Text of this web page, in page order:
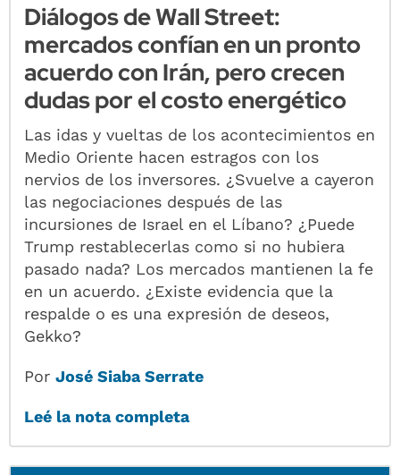
Diálogos de Wall Street:
mercados confían en un pronto
acuerdo con Irán, pero crecen
dudas por el costo energético
Las idas y vueltas de los acontecimientos en
Medio Oriente hacen estragos con los
nervios de los inversores. ¿Svuelve a cayeron
las negociaciones después de las
incursiones de Israel en el Líbano? ¿Puede
Trump restablecerlas como si no hubiera
pasado nada? Los mercados mantienen la fe
en un acuerdo. ¿Existe evidencia que la
respalde o es una expresión de deseos,
Gekko?
PorJosé Siaba Serrate
Leé la nota completa